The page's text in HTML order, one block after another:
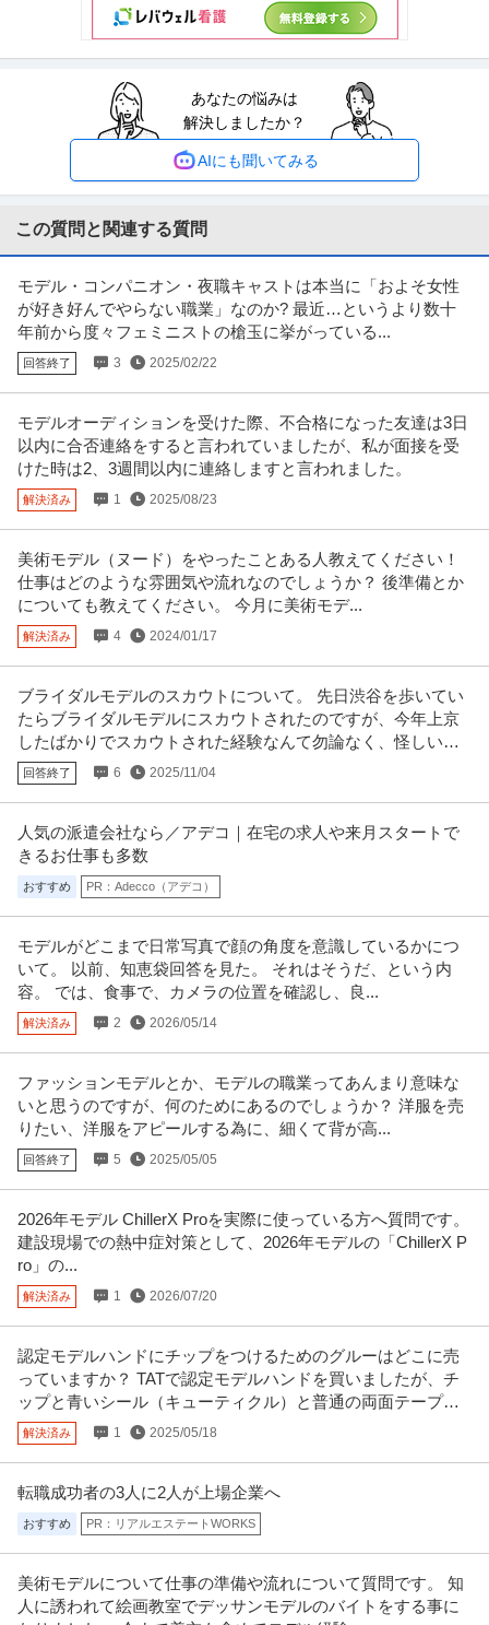
ビス ※会員属性などに応じ …続きを見る
SE（Web・オープン系） ／ 「フルリモート／副業OK」Webアプ
リケーションをリードするフルスタックエンジニア／PM・PL候
補／120H構想で月40Hを自己研鑽に／常識をHACKし／顧客と共
株式会社エミシス
未経験OK U・IターンOK フルリモート
年収800万円〜1,100万円
【職種】IT技術職＞SE（Web・オープン系） 【業種】IT・インターネット＞
SIer ※会員属性…続きを見る
内部監査・内部統制 ／ 「ISO審査員」2年目以降の平均年収680万
／500万の教育投資で一生モノの資格を取得／IT知見を活かせる成
長率116％・月残業4h・年休135日
株式会社GCERTI－JAPAN
正社員 U・IターンOK 土日休み
年収300万円〜500万円
【職種】管理＞内部監査・内部統制 【業種】コンサルティング＞コンサルテ
ィング ※会員属性などに応じ…続きを見る
提供：ビズリーチ
法人営業 ／ 「セールスマネージャー」設立4年目で急成長／Relic
グループ／フレックス勤務／副業OK／年休130日以上
株式会社Scalehack
新着 正社員
【職種】営業＞法人営業 【業種】コンサルティング＞コンサルティング ※会
員属性などに応じ、当該求人…続きを見る
億のユニオンG／担当数10棟台
正社員 交通費支給 学歴不問 昇給あり
年収540万円〜680万円
ユニオン・シティサービス株式会社 【船橋】◆副支店長候補◆ マンション管
理（分譲/投資用）／売上1…続きを見る
提供：doda
建築設計 ／ 「設計士」業務スコープ無限大／実力が処遇に反映／
社会・海外へ広がる可能性／経営参画も視野に入れた幹部候補
株式会社上岡祐介建築設計事務所
正社員 昇給あり インセンティブあり
【職種】建築・土木＞建築設計 【業種】建設＞その他 ※会員属性などに応
じ、当該求人をビズリーチ上で…続きを見る
提供：ビズリーチ
正社員 交通費支給 学歴不問 昇給あり
年収450万円〜700万円
調査業務等）◆土日祝休み／副…続きを見る
この条件の求人をもっと見る
あなたの悩みは
解決しましたか？
AIにも聞いてみる
この質問と関連する質問
モデル・コンパニオン・夜職キャストは本当に「およそ女性
が好き好んでやらない職業」なのか? 最近…というより数十
年前から度々フェミニストの槍玉に挙がっている...
回答終了 3 2025/02/22
モデルオーディションを受けた際、不合格になった友達は3日
以内に合否連絡をすると言われていましたが、私が面接を受
けた時は2、3週間以内に連絡しますと言われました。
解決済み 1 2025/08/23
美術モデル（ヌード）をやったことある人教えてください！
仕事はどのような雰囲気や流れなのでしょうか？ 後準備とか
についても教えてください。 今月に美術モデ...
解決済み 4 2024/01/17
ブライダルモデルのスカウトについて。 先日渋谷を歩いてい
たらブライダルモデルにスカウトされたのですが、今年上京
したばかりでスカウトされた経験なんて勿論なく、怪しい会
社かどうか判断がつきません。
回答終了 6 2025/11/04
人気の派遣会社なら／アデコ｜在宅の求人や来月スタートで
きるお仕事も多数
おすすめ PR：Adecco（アデコ）
モデルがどこまで日常写真で顔の角度を意識しているかにつ
いて。 以前、知恵袋回答を見た。 それはそうだ、という内
容。 では、食事で、カメラの位置を確認し、良...
解決済み 2 2026/05/14
ファッションモデルとか、モデルの職業ってあんまり意味な
いと思うのですが、何のためにあるのでしょうか？ 洋服を売
りたい、洋服をアピールする為に、細くて背が高...
回答終了 5 2025/05/05
2026年モデル ChillerX Proを実際に使っている方へ質問です。
建設現場での熱中症対策として、2026年モデルの「ChillerX P
ro」の...
解決済み 1 2026/07/20
認定モデルハンドにチップをつけるためのグルーはどこに売
っていますか？ TATで認定モデルハンドを買いましたが、チ
ップと青いシール（キューティクル）と普通の両面テープし
か入っていませんでした。
解決済み 1 2025/05/18
転職成功者の3人に2人が上場企業へ
おすすめ PR：リアルエステートWORKS
美術モデルについて仕事の準備や流れについて質問です。 知
人に誘われて絵画教室でデッサンモデルのバイトをする事に